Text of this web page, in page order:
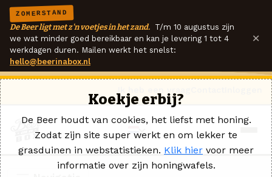
ZOMERSTAND
De Beer ligt met z'n voetjes in het zand. T/m 10 augustus zijn
we wat minder goed bereikbaar en kan je levering 1 tot 4
werkdagen duren. Mailen werkt het snelst:
hello@beerinabox.nl
×
Koekje erbij?
De Beer houdt van cookies, het liefst met honing.
Zodat zijn site super werkt en om lekker te
grasduinen in webstatistieken. Klik hier voor meer
informatie over zijn honingwafels.